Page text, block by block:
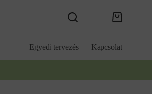
Kosár
Egyedi tervezés Kapcsolat